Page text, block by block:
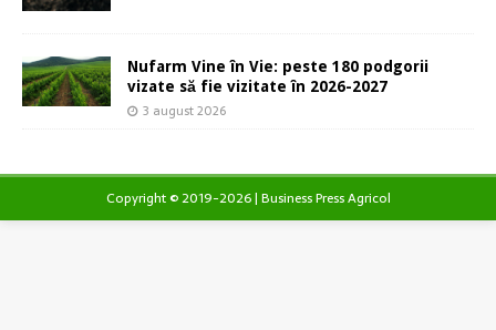
Nufarm Vine în Vie: peste 180 podgorii
vizate să fie vizitate în 2026-2027
3 august 2026
Copyright © 2019-2026 | Business Press Agricol